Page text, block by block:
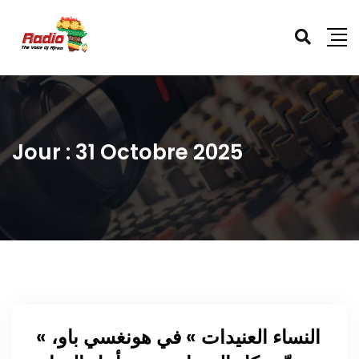
Jour : 31 Octobre 2025
« النساء العنيدات » في هونغسي باو،